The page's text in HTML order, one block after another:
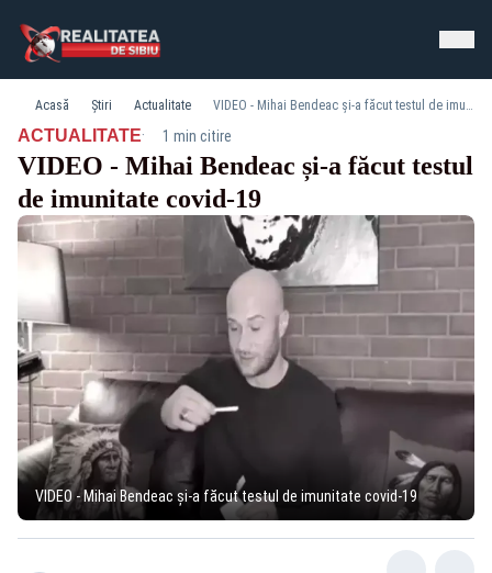
Acasă Știri Actualitate VIDEO - Mihai Bendeac și-a făcut testul de imunitate covid-19
ACTUALITATE· 1 min citire
VIDEO - Mihai Bendeac și-a făcut testul
de imunitate covid-19
VIDEO - Mihai Bendeac și-a făcut testul de imunitate covid-19